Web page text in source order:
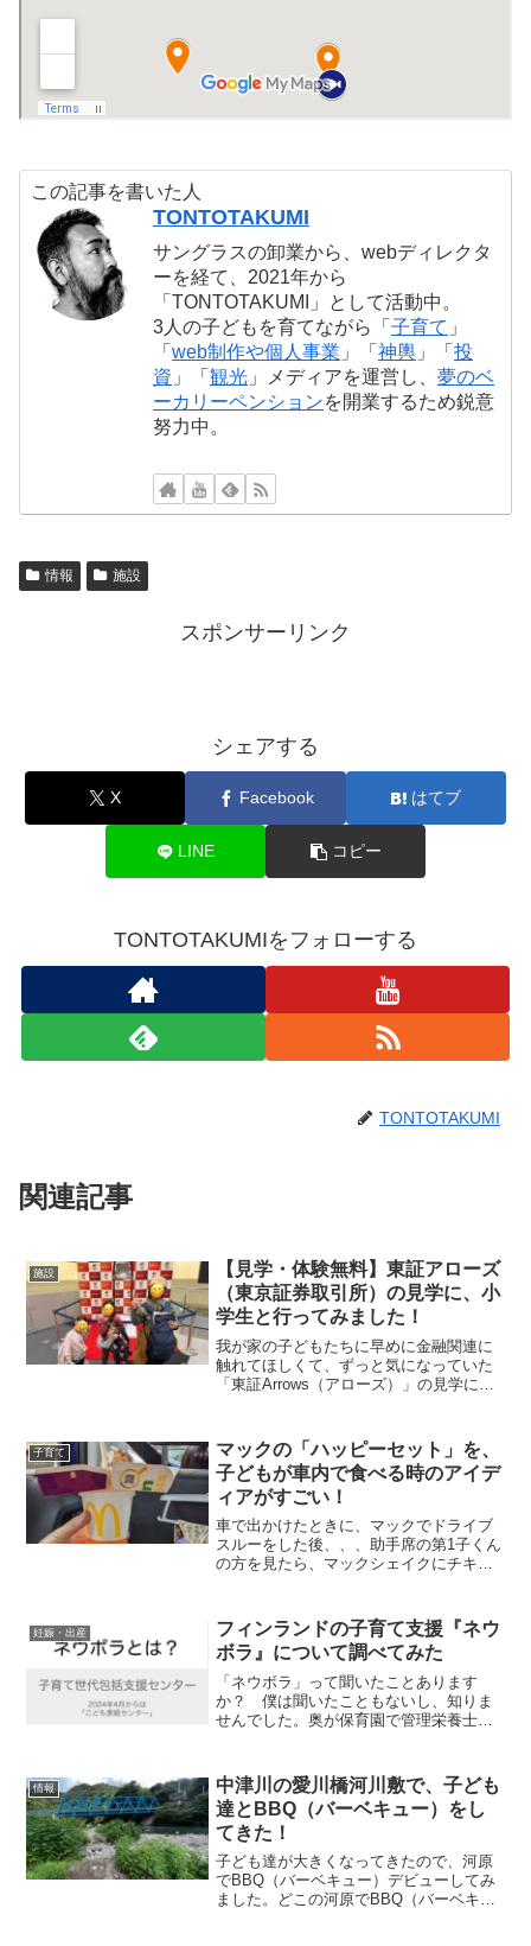
この記事を書いた人
TONTOTAKUMI
サングラスの卸業から、webディレクタ
ーを経て、2021年から
「TONTOTAKUMI」として活動中。
3人の子どもを育てながら「子育て 」
「web制作や個人事業 」「神輿 」「投
資 」「観光 」メディアを運営し、夢のベ
ーカリーペンションを開業するため鋭意
努力中。
情報 施設
スポンサーリンク
シェアする
X Facebook はてブ
LINE コピー
TONTOTAKUMIをフォローする
TONTOTAKUMI
関連記事
施設
【見学・体験無料】東証アローズ
（東京証券取引所）の見学に、小
学生と行ってみました！
我が家の子どもたちに早めに金融関連に
触れてほしくて、ずっと気になっていた
「東証Arrows（アローズ）」の見学に行
あれば事前予約無しでも入館することで
きますが、取引が行...
子育て
マックの「ハッピーセット」を、
子どもが車内で食べる時のアイデ
ィアがすごい！
車で出かけたときに、マックでドライブ
スルーをした後、、、助手席の第1子くん
の方を見たら、マックシェイクにチキン
聞いたら、「何かで見たからやってみ
た！」とのこと。第1子く...
妊娠・出産
フィンランドの子育て支援『ネウ
ボラ』について調べてみた
「ネウボラ」って聞いたことあります
か？ 僕は聞いたこともないし、知りま
せんでした。奥が保育園で管理栄養士を
という言葉を知りました。「ネウボラ」
は、フィンランド語で｢アド...
情報
中津川の愛川橋河川敷で、子ども
達とBBQ（バーベキュー）をし
てきた！
子ども達が大きくなってきたので、河原
でBBQ（バーベキュー）デビューしてみ
ました。どこの河原でBBQ（バーベキュ